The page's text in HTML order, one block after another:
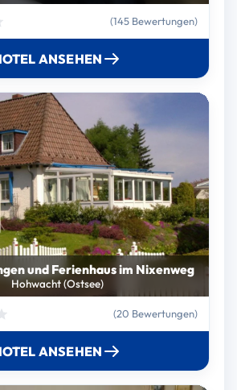
(145 Bewertungen)
ANSEHEN
und Ferienhaus im Nixenweg
Hohwacht (Ostsee)
(20 Bewertungen)
ANSEHEN